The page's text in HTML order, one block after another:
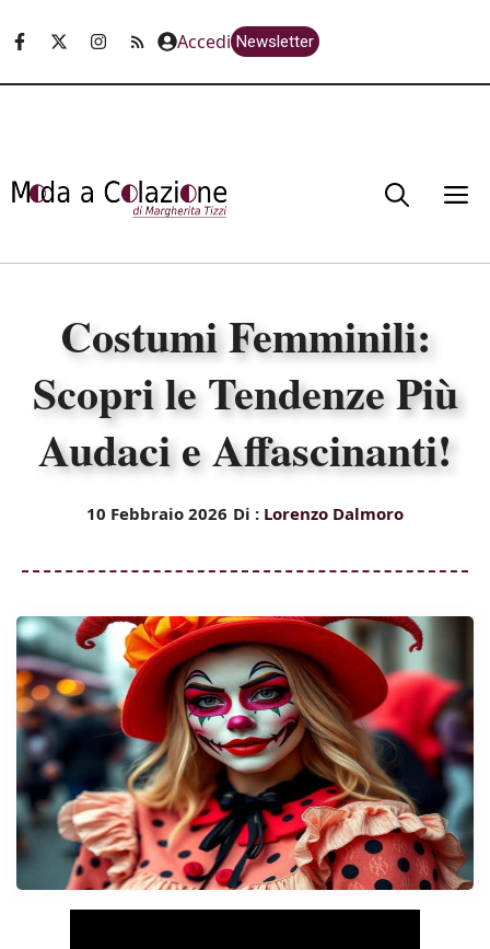
Accedi Newsletter
Costumi Femminili:
Scopri le Tendenze Più
Audaci e Affascinanti!
10 Febbraio 2026 Di : Lorenzo Dalmoro